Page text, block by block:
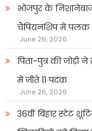
भोजपुर के
चैंपियनशिप में पलक
June 26, 2026
पिता-पुत्र की जोड़ी
में जीते 11 पदक
June 26, 2026
36वीं बिहार स्टेट